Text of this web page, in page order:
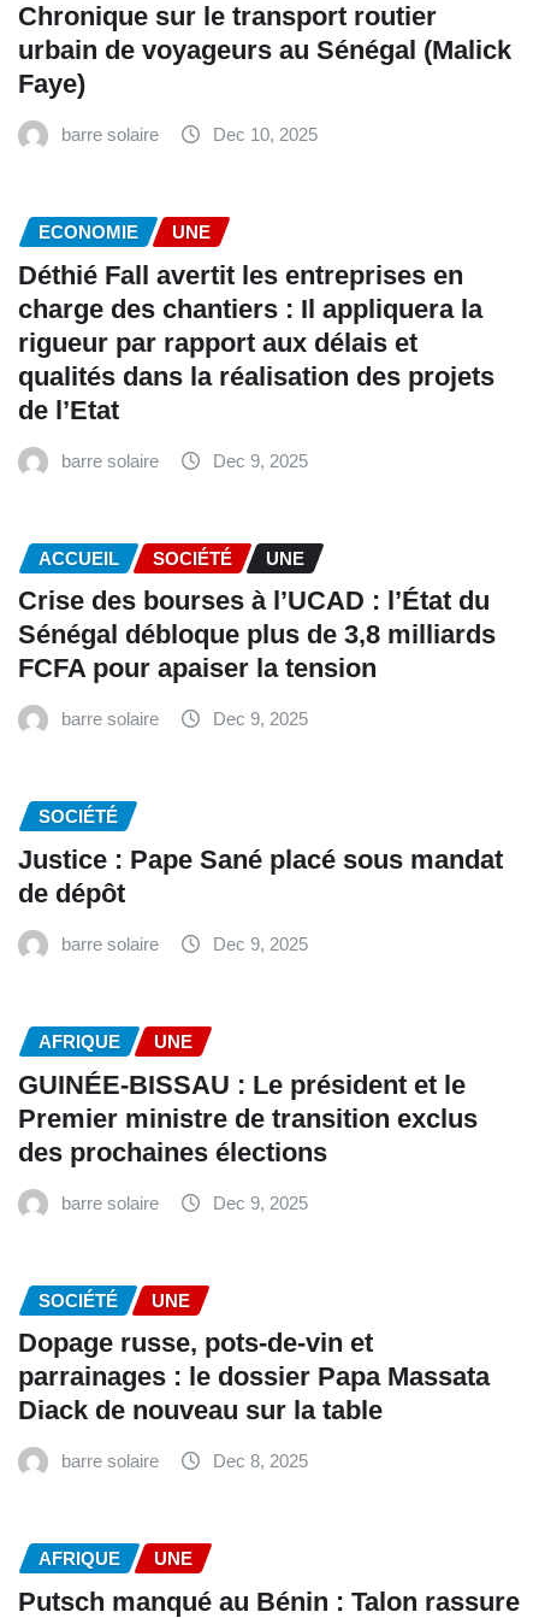
Chronique sur le transport routier
urbain de voyageurs au Sénégal (Malick
Faye)
barre solaire Dec 10, 2025
ECONOMIE UNE
Déthié Fall avertit les entreprises en
charge des chantiers : Il appliquera la
rigueur par rapport aux délais et
qualités dans la réalisation des projets
de l’Etat
barre solaire Dec 9, 2025
ACCUEIL SOCIÉTÉ UNE
Crise des bourses à l’UCAD : l’État du
Sénégal débloque plus de 3,8 milliards
FCFA pour apaiser la tension
barre solaire Dec 9, 2025
SOCIÉTÉ
Justice : Pape Sané placé sous mandat
de dépôt
barre solaire Dec 9, 2025
AFRIQUE UNE
GUINÉE-BISSAU : Le président et le
Premier ministre de transition exclus
des prochaines élections
barre solaire Dec 9, 2025
SOCIÉTÉ UNE
Dopage russe, pots-de-vin et
parrainages : le dossier Papa Massata
Diack de nouveau sur la table
barre solaire Dec 8, 2025
AFRIQUE UNE
Putsch manqué au Bénin : Talon rassure